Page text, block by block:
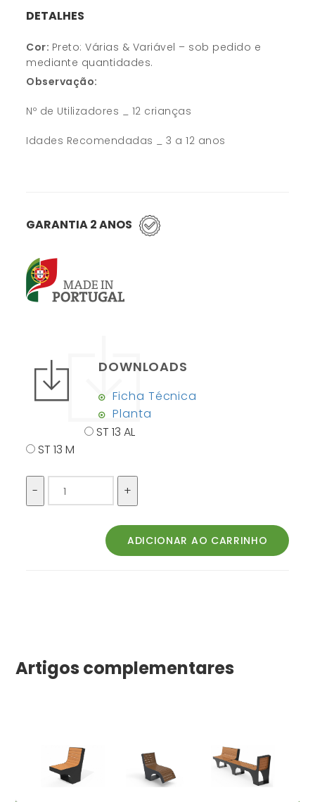
DETALHES
Cor: Preto: Várias & Variável – sob pedido e
mediante quantidades.
Observação:
Nº de Utilizadores _ 12 crianças
Idades Recomendadas _ 3 a 12 anos
GARANTIA 2 ANOS
DOWNLOADS
Ficha Técnica
Planta
ST 13 AL
ST 13 M
Artigos complementares